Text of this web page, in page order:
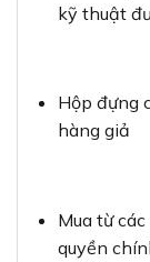
kỹ thuật
Hộp đựng
hàng giả
Mua từ
quyền